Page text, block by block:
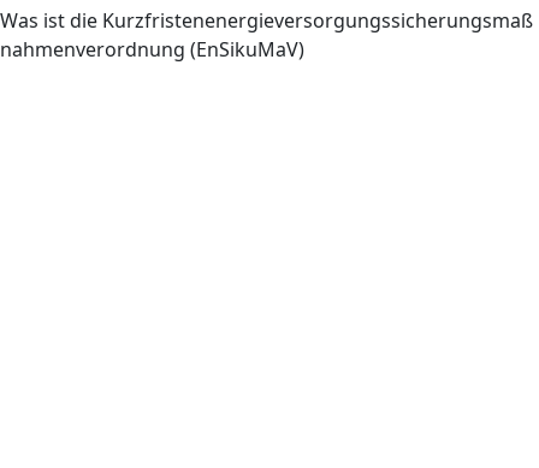
Was ist die Kurzfristenenergieversorgungssicherungsmaß
nahmenverordnung (EnSikuMaV)